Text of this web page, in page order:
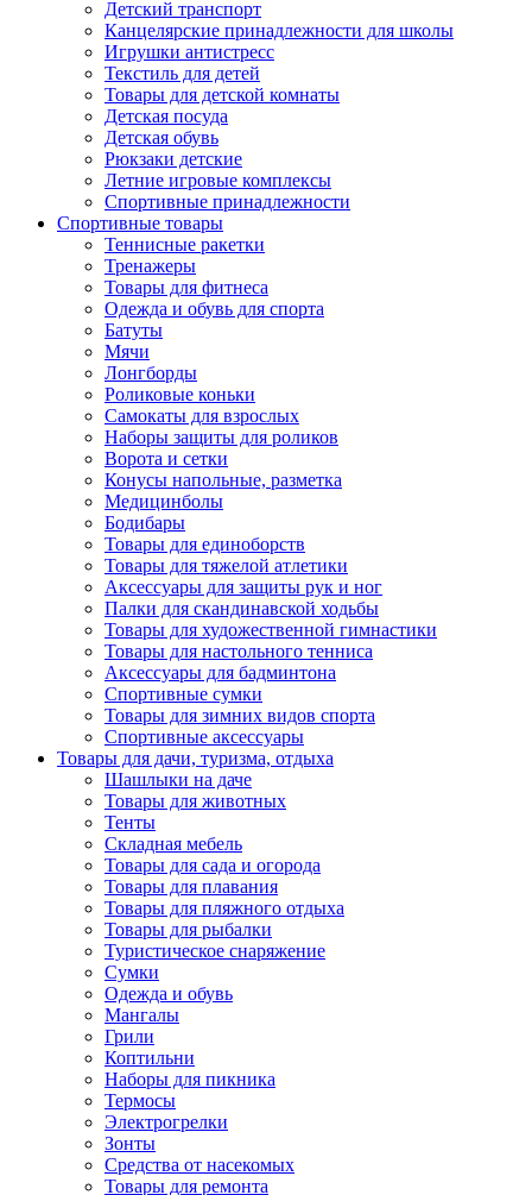
Детский транспорт
Канцелярские принадлежности для школы
Игрушки антистресс
Текстиль для детей
Товары для детской комнаты
Детская посуда
Детская обувь
Рюкзаки детские
Летние игровые комплексы
Спортивные принадлежности
Спортивные товары
Теннисные ракетки
Тренажеры
Товары для фитнеса
Одежда и обувь для спорта
Батуты
Мячи
Лонгборды
Роликовые коньки
Самокаты для взрослых
Наборы защиты для роликов
Ворота и сетки
Конусы напольные, разметка
Медицинболы
Бодибары
Товары для единоборств
Товары для тяжелой атлетики
Аксессуары для защиты рук и ног
Палки для скандинавской ходьбы
Товары для художественной гимнастики
Товары для настольного тенниса
Аксессуары для бадминтона
Спортивные сумки
Товары для зимних видов спорта
Спортивные аксессуары
Товары для дачи, туризма, отдыха
Шашлыки на даче
Товары для животных
Тенты
Складная мебель
Товары для сада и огорода
Товары для плавания
Товары для пляжного отдыха
Товары для рыбалки
Туристическое снаряжение
Сумки
Одежда и обувь
Мангалы
Грили
Коптильни
Наборы для пикника
Термосы
Электрогрелки
Зонты
Средства от насекомых
Товары для ремонта